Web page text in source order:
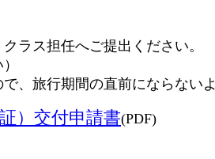
ラス担任へご提出ください。
、旅行期間の直前にならない
）交付申請書(PDF)